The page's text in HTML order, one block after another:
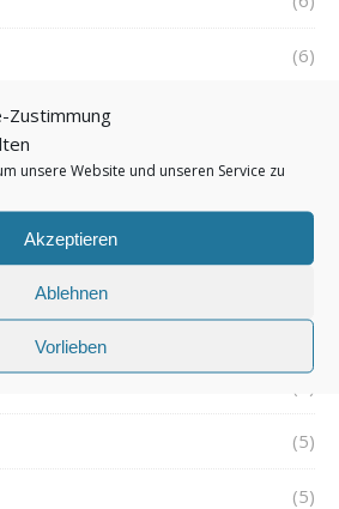
Zustimmung
unsere Website und unseren Service zu
Akzeptieren
Ablehnen
Vorlieben
(6)
(5)
(6)
(5)
(5)